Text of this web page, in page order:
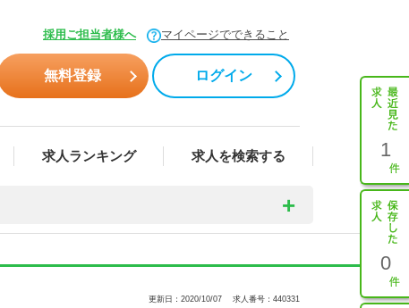
採用ご担当者様へ マイページでできること
無料登録 ログイン
求人ランキング 求人を検索する 1
0
更新日：2020/10/07 求人番号：440331